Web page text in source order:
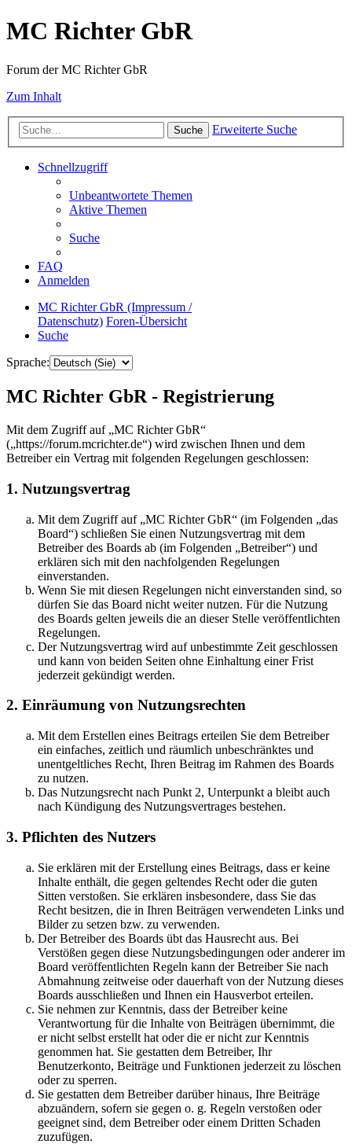
MC Richter GbR
Forum der MC Richter GbR
Zum Inhalt
Suche Erweiterte Suche
Schnellzugriff
Unbeantwortete Themen
Aktive Themen
Suche
FAQ
Anmelden
MC Richter GbR (Impressum /
Datenschutz) Foren-Übersicht
Suche
Sprache:
MC Richter GbR - Registrierung
Mit dem Zugriff auf „MC Richter GbR“
(„https://forum.mcrichter.de“) wird zwischen Ihnen und dem
Betreiber ein Vertrag mit folgenden Regelungen geschlossen:
1. Nutzungsvertrag
Mit dem Zugriff auf „MC Richter GbR“ (im Folgenden „das
Board“) schließen Sie einen Nutzungsvertrag mit dem
Betreiber des Boards ab (im Folgenden „Betreiber“) und
erklären sich mit den nachfolgenden Regelungen
einverstanden.
Wenn Sie mit diesen Regelungen nicht einverstanden sind, so
dürfen Sie das Board nicht weiter nutzen. Für die Nutzung
des Boards gelten jeweils die an dieser Stelle veröffentlichten
Regelungen.
Der Nutzungsvertrag wird auf unbestimmte Zeit geschlossen
und kann von beiden Seiten ohne Einhaltung einer Frist
jederzeit gekündigt werden.
2. Einräumung von Nutzungsrechten
Mit dem Erstellen eines Beitrags erteilen Sie dem Betreiber
ein einfaches, zeitlich und räumlich unbeschränktes und
unentgeltliches Recht, Ihren Beitrag im Rahmen des Boards
zu nutzen.
Das Nutzungsrecht nach Punkt 2, Unterpunkt a bleibt auch
nach Kündigung des Nutzungsvertrages bestehen.
3. Pflichten des Nutzers
Sie erklären mit der Erstellung eines Beitrags, dass er keine
Inhalte enthält, die gegen geltendes Recht oder die guten
Sitten verstoßen. Sie erklären insbesondere, dass Sie das
Recht besitzen, die in Ihren Beiträgen verwendeten Links und
Bilder zu setzen bzw. zu verwenden.
Der Betreiber des Boards übt das Hausrecht aus. Bei
Verstößen gegen diese Nutzungsbedingungen oder anderer im
Board veröffentlichten Regeln kann der Betreiber Sie nach
Abmahnung zeitweise oder dauerhaft von der Nutzung dieses
Boards ausschließen und Ihnen ein Hausverbot erteilen.
Sie nehmen zur Kenntnis, dass der Betreiber keine
Verantwortung für die Inhalte von Beiträgen übernimmt, die
er nicht selbst erstellt hat oder die er nicht zur Kenntnis
genommen hat. Sie gestatten dem Betreiber, Ihr
Benutzerkonto, Beiträge und Funktionen jederzeit zu löschen
oder zu sperren.
Sie gestatten dem Betreiber darüber hinaus, Ihre Beiträge
abzuändern, sofern sie gegen o. g. Regeln verstoßen oder
geeignet sind, dem Betreiber oder einem Dritten Schaden
zuzufügen.